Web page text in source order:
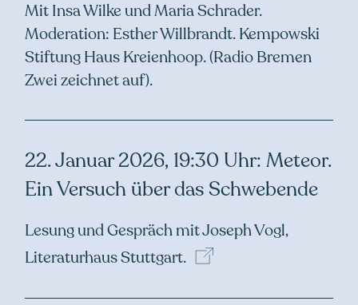
Mit Insa Wilke und Maria Schrader.
Moderation: Esther Willbrandt. Kempowski
Stiftung Haus Kreienhoop. (Radio Bremen
Zwei zeichnet auf).
22. Januar 2026, 19:30 Uhr: Meteor.
Ein Versuch über das Schwebende
Lesung und Gespräch mit Joseph Vogl,
LiteraturhausStuttgart.